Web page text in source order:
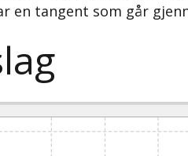
en tangent som går